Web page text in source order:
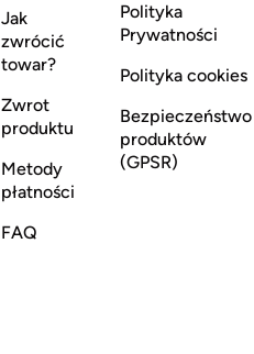
Jak
zwrócić
towar?
Zwrot
produktu
Metody
płatności
FAQ
Polityka
Prywatności
Polityka cookies
Bezpieczeństwo
produktów
(GPSR)